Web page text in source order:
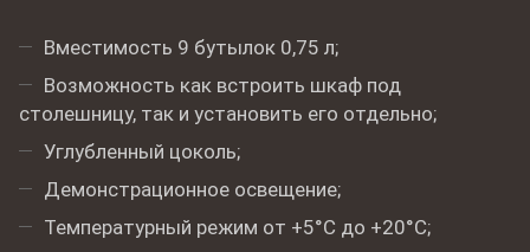
Вместимость 9 бутылок 0,75 л;
Возможность как встроить шкаф под
столешницу, так и установить его отдельно;
Углубленный цоколь;
Демонстрационное освещение;
Температурный режим от +5°C до +20°C;